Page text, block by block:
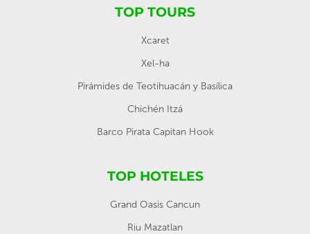
TOP TOURS
Xcaret
Xel-ha
Pirámides de Teotihuacán y Basílica
Chichén Itzá
Barco Pirata Capitan Hook
TOP HOTELES
Grand Oasis Cancun
Riu Mazatlan